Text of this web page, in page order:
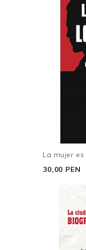
La mujer
30,00 PEN